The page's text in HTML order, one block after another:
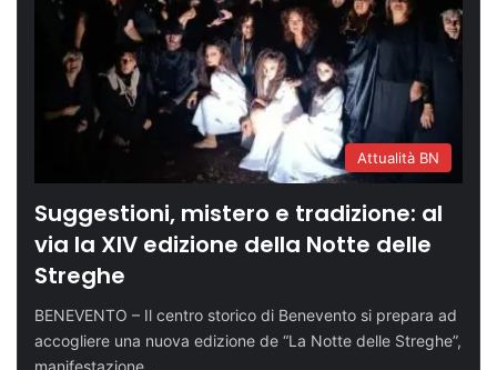
Attualità BN
Suggestioni, mistero e tradizione: al
via la XIV edizione della Notte delle
Streghe
BENEVENTO – Il centro storico di Benevento si prepara ad
accogliere una nuova edizione de “La Notte delle Streghe”,
manifestazione…